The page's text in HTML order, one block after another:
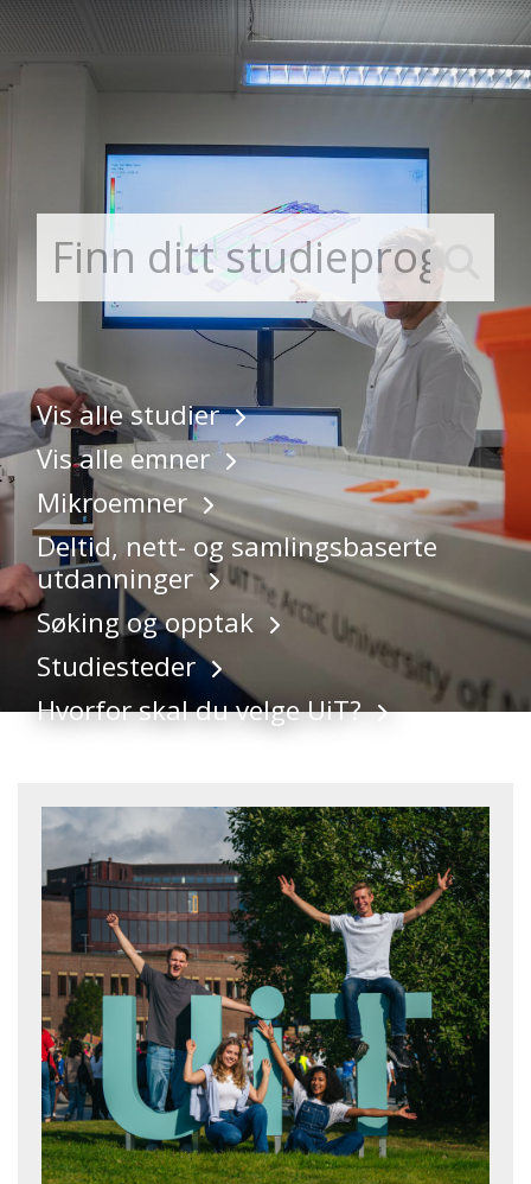
Gå til hovedinnhold
Vis alle studier
Vis alle emner
Mikroemner
Deltid, nett- og samlingsbaserte
utdanninger
Søking og opptak
Studiesteder
Hvorfor skal du velge UiT?